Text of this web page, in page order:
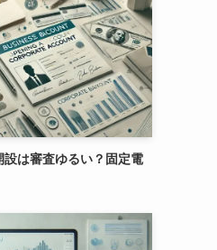
は審査ゆるい？固定電